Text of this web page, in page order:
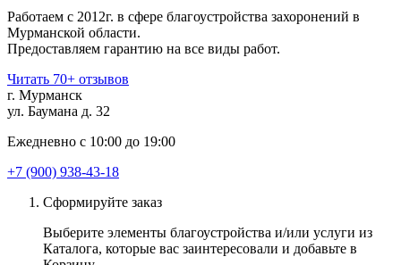
Работаем с 2012г. в сфере благоустройства захоронений в
Мурманской области.
Предоставляем гарантию на все виды работ.
Читать 70+ отзывов
г. Мурманск
ул. Баумана д. 32
Ежедневно с 10:00 до 19:00
+7 (900) 938-43-18
Сформируйте заказ
Выберите элементы благоустройства и/или услуги из
Каталога, которые вас заинтересовали и добавьте в